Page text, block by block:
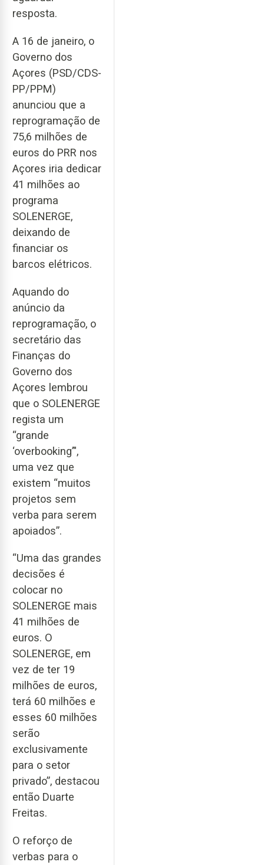
resposta.
A 16 de janeiro, o
Governo dos
Açores (PSD/CDS-
PP/PPM)
anunciou que a
reprogramação de
75,6 milhões de
euros do PRR nos
Açores iria dedicar
41 milhões ao
programa
SOLENERGE,
deixando de
financiar os
barcos elétricos.
Aquando do
anúncio da
reprogramação, o
secretário das
Finanças do
Governo dos
Açores lembrou
que o SOLENERGE
regista um
“grande
‘overbooking’",
uma vez que
existem “muitos
projetos sem
verba para serem
apoiados”.
“Uma das grandes
decisões é
colocar no
SOLENERGE mais
41 milhões de
euros. O
SOLENERGE, em
vez de ter 19
milhões de euros,
terá 60 milhões e
esses 60 milhões
serão
exclusivamente
para o setor
privado”, destacou
então Duarte
Freitas.
O reforço de
verbas para o